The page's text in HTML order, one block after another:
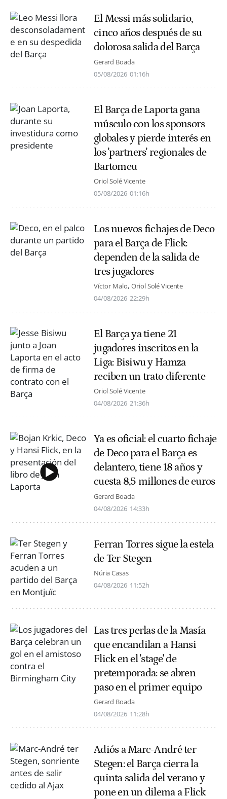
El Messi más solidario,
cinco años después de su
dolorosa salida del Barça
Gerard Boada
05/08/2026 01:16h
El Barça de Laporta gana
músculo con los sponsors
globales y pierde interés en
los 'partners' regionales de
Bartomeu
Oriol Solé Vicente
05/08/2026 01:16h
Los nuevos fichajes de Deco
para el Barça de Flick:
dependen de la salida de
tres jugadores
Víctor Malo Oriol Solé Vicente
04/08/2026 22:29h
El Barça ya tiene 21
jugadores inscritos en la
Liga: Bisiwu y Hamza
reciben un trato diferente
Oriol Solé Vicente
04/08/2026 21:36h
Ya es oficial: el cuarto fichaje
de Deco para el Barça es
delantero, tiene 18 años y
cuesta 8,5 millones de euros
Gerard Boada
04/08/2026 14:33h
Ferran Torres sigue la estela
de Ter Stegen
Núria Casas
04/08/2026 11:52h
Las tres perlas de la Masía
que encandilan a Hansi
Flick en el 'stage' de
pretemporada: se abren
paso en el primer equipo
Gerard Boada
04/08/2026 11:28h
Adiós a Marc-André ter
Stegen: el Barça cierra la
quinta salida del verano y
pone en un dilema a Flick